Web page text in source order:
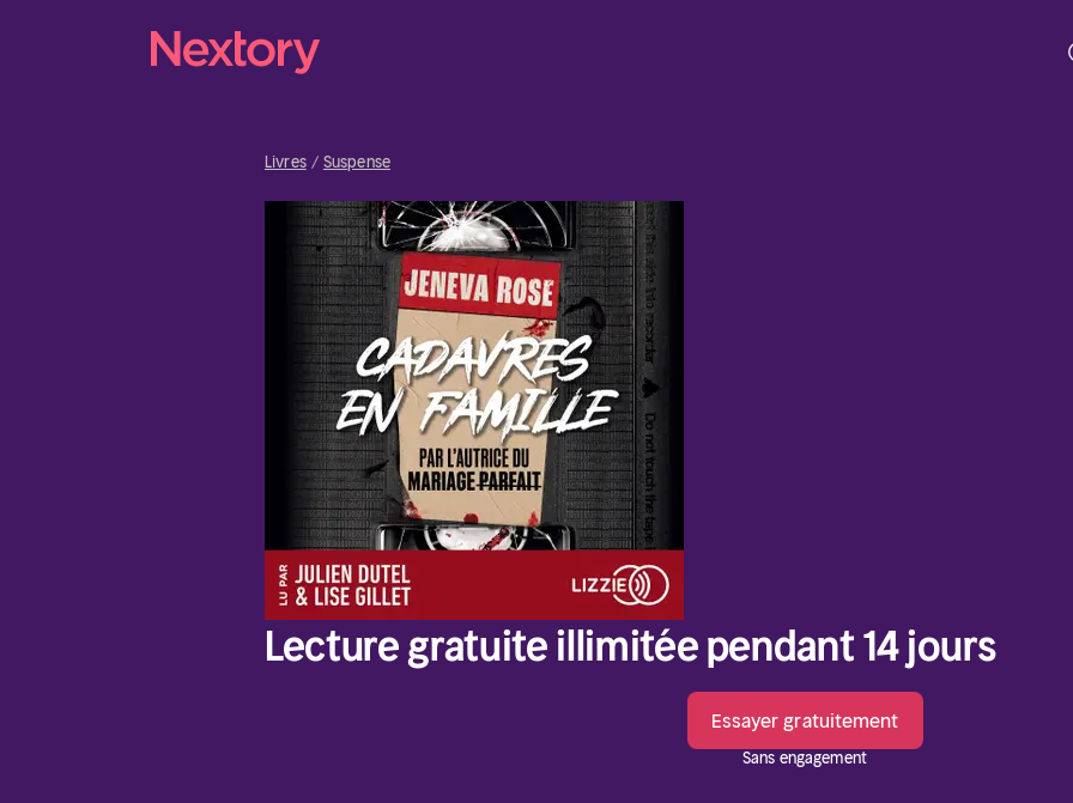
Livres Suspense
Lecture gratuite illimitée pendant 14 jours
Essayer gratuitement
Sans engagement